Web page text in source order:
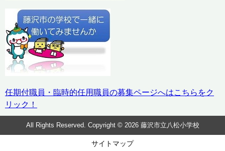
任期付職員・臨時的任用職員の募集ページへはこちらをク
リック！
All Rights Reserved. Copyright © 2026 藤沢市立八松小学校
サイトマップ